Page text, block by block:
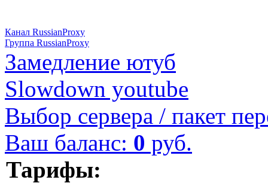
Канал RussianProxy
Группа RussianProxy
Замедление ютуб
Slowdown youtube
Выбор сервера / пакет
Ваш баланс: 0 руб.
Тарифы: